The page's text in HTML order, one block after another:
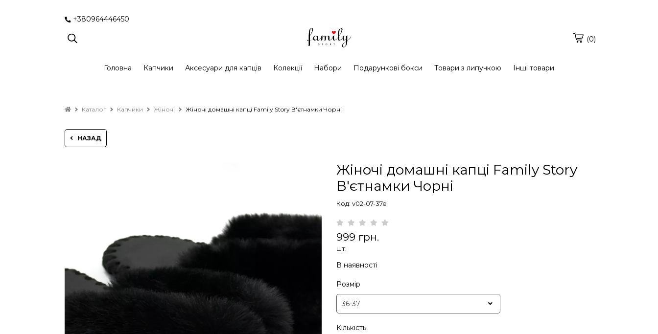
+380964446450
(0)
Головна Капчики Аксесуари для капців Колекції Набори Подарункові бокси Товари з липучкою Інші товари
Каталог Капчики Жіночі Жіночі домашні капці Family Story В'єтнамки Чорні
НАЗАД
Жіночі домашні капці Family Story
В'єтнамки Чорні
Код: v02-07-37e
999 грн.
шт.
В наявності
Розмір
Кількість